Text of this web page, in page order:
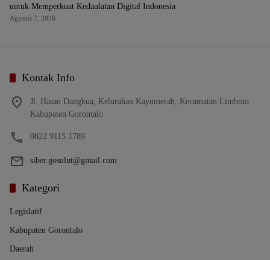
untuk Memperkuat Kedaulatan Digital Indonesia
Agustus 7, 2026
Kontak Info
Jl. Hasan Dangkua, Kelurahan Kayumerah, Kecamatan Limboto
Kabupaten Gorontalo
0822 9115 1789
siber.gosulut@gmail.com
Kategori
Legislatif
Kabupaten Gorontalo
Daerah